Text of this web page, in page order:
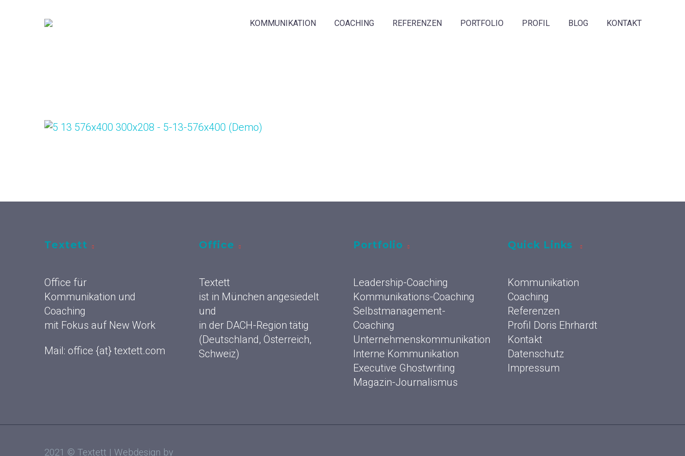
KOMMUNIKATION COACHING REFERENZEN PORTFOLIO PROFIL BLOG KONTAKT
Textett
Office für
Kommunikation und
Coaching
mit Fokus auf New Work
Mail: office {at} textett.com
Office
Textett
ist in München angesiedelt
und
in der DACH-Region tätig
(Deutschland, Österreich,
Schweiz)
Portfolio
Leadership-Coaching
Kommunikations-Coaching
Selbstmanagement-
Coaching
Unternehmenskommunikation
Interne Kommunikation
Executive Ghostwriting
Magazin-Journalismus
Quick Links
Kommunikation
Coaching
Referenzen
Profil Doris Ehrhardt
Kontakt
Datenschutz
Impressum
2021 © Textett | Webdesign by